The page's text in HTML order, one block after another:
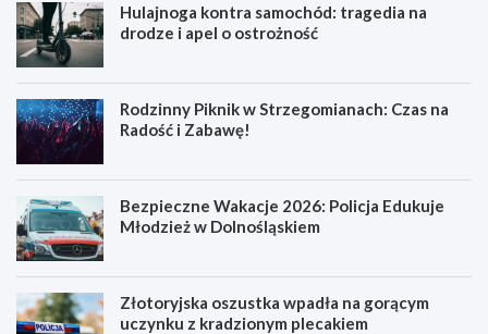
Hulajnoga kontra samochód: tragedia na
drodze i apel o ostrożność
Rodzinny Piknik w Strzegomianach: Czas na
Radość i Zabawę!
Bezpieczne Wakacje 2026: Policja Edukuje
Młodzież w Dolnośląskiem
Złotoryjska oszustka wpadła na gorącym
uczynku z kradzionym plecakiem